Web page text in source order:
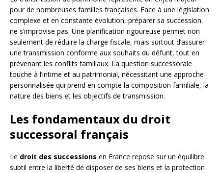
pour de nombreuses familles françaises. Face à une législation
complexe et en constante évolution, préparer sa succession
ne s’improvise pas. Une planification rigoureuse permet non
seulement de réduire la charge fiscale, mais surtout d’assurer
une transmission conforme aux souhaits du défunt, tout en
prévenant les conflits familiaux. La question successorale
touche à l’intime et au patrimonial, nécessitant une approche
personnalisée qui prend en compte la composition familiale, la
nature des biens et les objectifs de transmission.
Les fondamentaux du droit
successoral français
Le droit des successions en France repose sur un équilibre
subtil entre la liberté de disposer de ses biens et la protection